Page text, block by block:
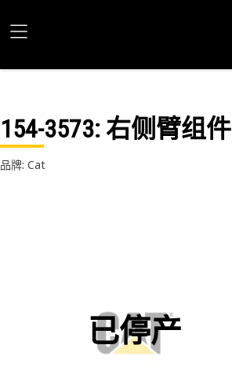
154-3573: 右侧臂组件
品牌: Cat
已停产